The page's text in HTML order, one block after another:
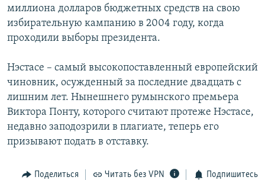
Все сайты РСЕ/РС
миллиона долларов бюджетных средств на свою
избирательную кампанию в 2004 году, когда
проходили выборы президента.
Нэстасе – самый высокопоставленный европейский
чиновник, осужденный за последние двадцать с
лишним лет. Нынешнего румынского премьера
Виктора Понту, которого считают протеже Нэстасе,
недавно заподозрили в плагиате, теперь его
призывают подать в отставку.
Поделиться Читать без VPN Подпишитесь